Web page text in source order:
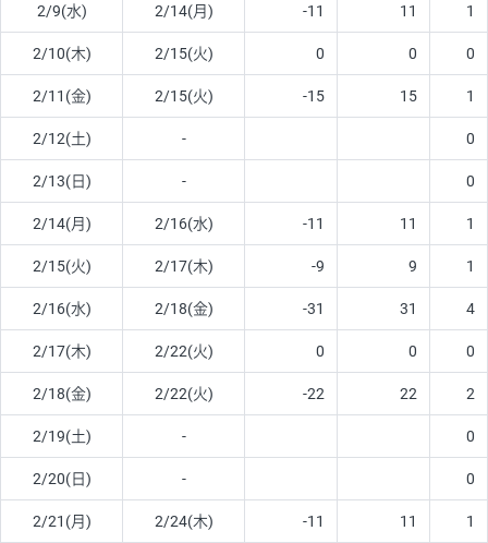
2/9(水) 2/14(月) -11 11 1
2/10(木) 2/15(火) 0 0 0
2/11(金) 2/15(火) -15 15 1
2/12(土) - 0
2/13(日) - 0
2/14(月) 2/16(水) -11 11 1
2/15(火) 2/17(木) -9 9 1
2/16(水) 2/18(金) -31 31 4
2/17(木) 2/22(火) 0 0 0
2/18(金) 2/22(火) -22 22 2
2/19(土) - 0
2/20(日) - 0
2/21(月) 2/24(木) -11 11 1